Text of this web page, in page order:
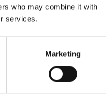
who may combine it with
services.
Marketing
som en
en kulturell